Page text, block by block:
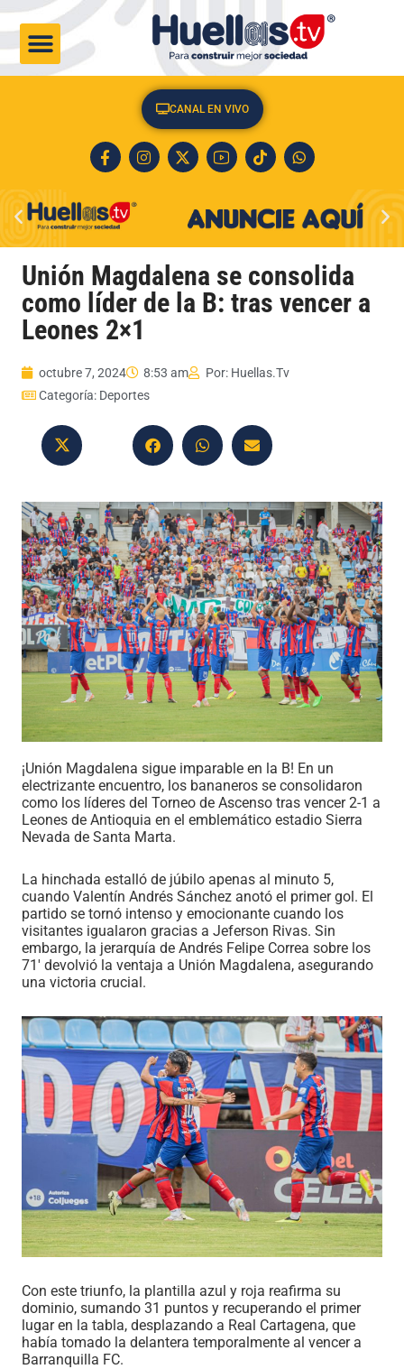
CANAL EN VIVO
Unión Magdalena se consolida
como líder de la B: tras vencer a
Leones 2×1
octubre 7, 2024 8:53 am Por: Huellas.Tv
Categoría: Deportes
¡Unión Magdalena sigue imparable en la B! En un
electrizante encuentro, los bananeros se consolidaron
como los líderes del Torneo de Ascenso tras vencer 2-1 a
Leones de Antioquia en el emblemático estadio Sierra
Nevada de Santa Marta.
La hinchada estalló de júbilo apenas al minuto 5,
cuando Valentín Andrés Sánchez anotó el primer gol. El
partido se tornó intenso y emocionante cuando los
visitantes igualaron gracias a Jeferson Rivas. Sin
embargo, la jerarquía de Andrés Felipe Correa sobre los
71′ devolvió la ventaja a Unión Magdalena, asegurando
una victoria crucial.
Con este triunfo, la plantilla azul y roja reafirma su
dominio, sumando 31 puntos y recuperando el primer
lugar en la tabla, desplazando a Real Cartagena, que
había tomado la delantera temporalmente al vencer a
Barranquilla FC.